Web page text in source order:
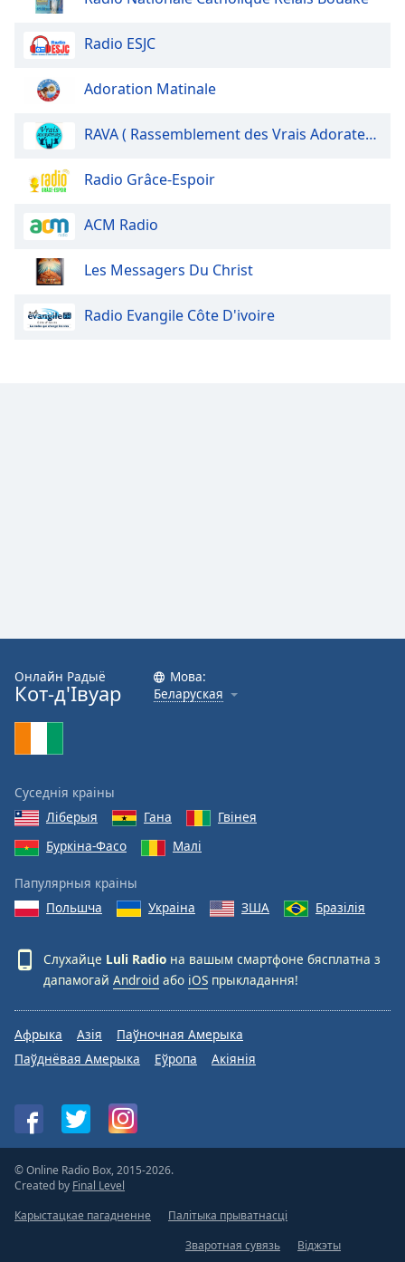
Radio ESJC
Adoration Matinale
RAVA ( Rassemblement des Vrais Adorateurs)
Radio Grâce-Espoir
ACM Radio
Les Messagers Du Christ
Radio Evangile Côte D'ivoire
Онлайн Радыё
Кот-д'Івуар
Мова:
Беларуская
Суседнія краіны
Ліберыя
Гана
Гвінея
Буркіна-Фасо
Малі
Папулярныя краіны
Польшча
Украіна ЗША Бразілія
Слухайце Luli Radio на вашым смартфоне бясплатна з
дапамогай Android або iOS прыкладання!
Афрыка Азія
Паўночная Амерыка
Паўднёвая Амерыка
Еўропа Акіянія
© Online Radio Box, 2015-2026.
Created by Final Level
Карыстацкае пагадненне
Палітыка прыватнасці
Зваротная сувязь
Віджэты